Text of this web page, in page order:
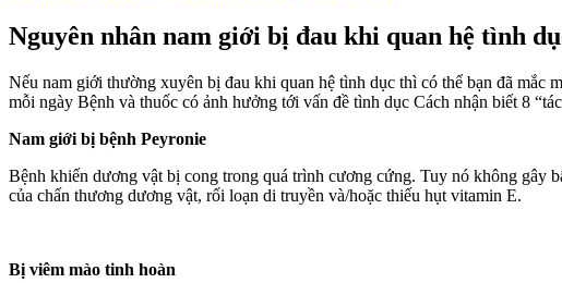
Nguyên nhân nam giới bị đau khi quan hệ tình
Nếu nam giới thường xuyên bị đau khi quan hệ tình dục thì có thể bạn đã mắc
mỗi ngày Bệnh và thuốc có ảnh hưởng tới vấn đề tình dục Cách nhận biết 8
Nam giới bị bệnh Peyronie
Bệnh khiến dương vật bị cong trong quá trình cương cứng. Tuy nó không gây
của chấn thương dương vật, rối loạn di truyền và/hoặc thiếu hụt vitamin E.
Bị viêm mào tinh hoàn